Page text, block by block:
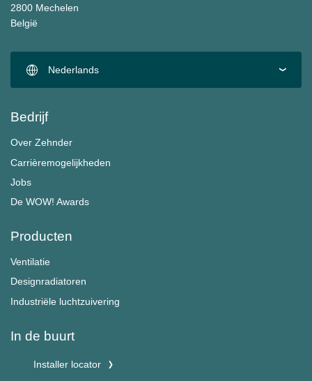
2800 Mechelen
België
Nederlands
Bedrijf
Over Zehnder
Carrièremogelijkheden
Jobs
De WOW! Awards
Producten
Ventilatie
Designradiatoren
Industriële luchtzuivering
In de buurt
Installer locator